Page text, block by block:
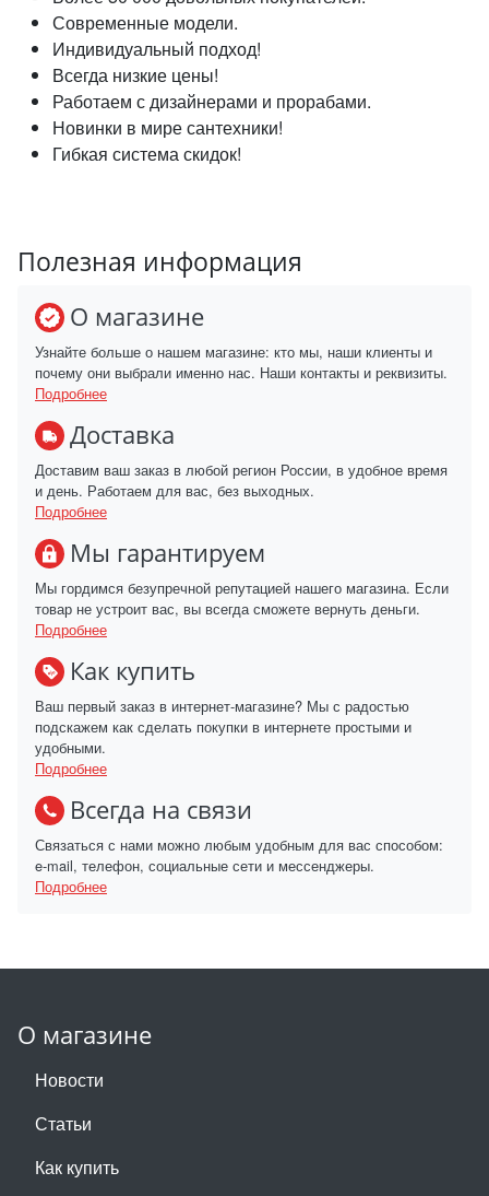
Современные модели.
Индивидуальный подход!
Всегда низкие цены!
Работаем с дизайнерами и прорабами.
Новинки в мире сантехники!
Гибкая система скидок!
Полезная информация
О магазине
Узнайте больше о нашем магазине: кто мы, наши клиенты и
почему они выбрали именно нас. Наши контакты и реквизиты.
Подробнее
Доставка
Доставим ваш заказ в любой регион России, в удобное время
и день. Работаем для вас, без выходных.
Подробнее
Мы гарантируем
Мы гордимся безупречной репутацией нашего магазина. Если
товар не устроит вас, вы всегда сможете вернуть деньги.
Подробнее
Как купить
Ваш первый заказ в интернет-магазине? Мы с радостью
подскажем как сделать покупки в интернете простыми и
удобными.
Подробнее
Всегда на связи
Связаться с нами можно любым удобным для вас способом:
e-mail, телефон, социальные сети и мессенджеры.
Подробнее
О магазине
Новости
Статьи
Как купить